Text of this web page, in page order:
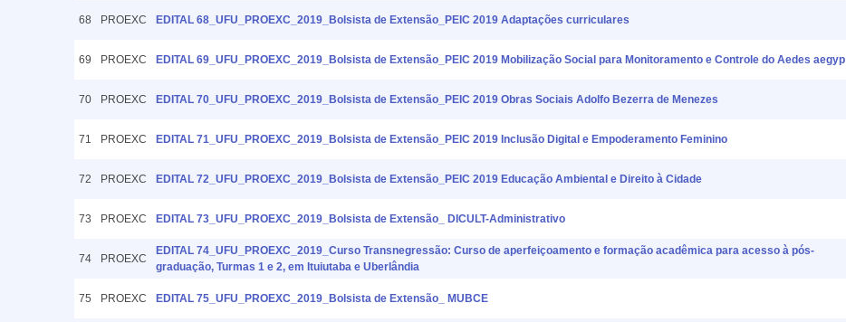
68 PROEXC EDITAL 68_UFU_PROEXC_2019_Bolsista de Extensão_PEIC 2019 Adaptações curriculares
69 PROEXC EDITAL 69_UFU_PROEXC_2019_Bolsista de Extensão_PEIC 2019 Mobilização Social para Monitoramento e Controle do Aedes aegyp
70 PROEXC EDITAL 70_UFU_PROEXC_2019_Bolsista de Extensão_PEIC 2019 Obras Sociais Adolfo Bezerra de Menezes
71 PROEXC EDITAL 71_UFU_PROEXC_2019_Bolsista de Extensão_PEIC 2019 Inclusão Digital e Empoderamento Feminino
72 PROEXC EDITAL 72_UFU_PROEXC_2019_Bolsista de Extensão_PEIC 2019 Educação Ambiental e Direito à Cidade
73 PROEXC EDITAL 73_UFU_PROEXC_2019_Bolsista de Extensão_ DICULT-Administrativo
74 PROEXC
EDITAL 74_UFU_PROEXC_2019_Curso Transnegressão: Curso de aperfeiçoamento e formação acadêmica para acesso à pós-
graduação, Turmas 1 e 2, em Ituiutaba e Uberlândia
75 PROEXC EDITAL 75_UFU_PROEXC_2019_Bolsista de Extensão_ MUBCE